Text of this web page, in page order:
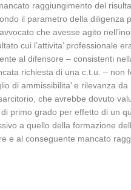
raggiungimento del
il parametro della diligenza
che avesse agito
cui l’attivita’ professionale
al difensore – consistenti
richiesta di una c.t.u. – non
di ammissibilita’ e rilevanza da
che avrebbe dovuto
primo grado per effetto di un
a quello della formazione
e al conseguente mancato